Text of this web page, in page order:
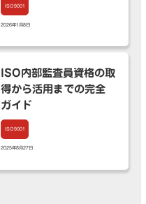
ISO9001
2026年1月8日
ISO9001
2025年8月27日
ISO内部監査員資格の取
得から活用までの完全
ガイド